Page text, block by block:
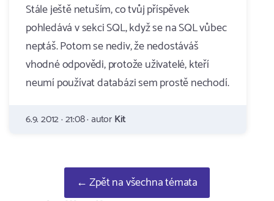
Stále ještě netuším, co tvůj příspěvek
pohledává v sekci SQL, když se na SQL vůbec
neptáš. Potom se nediv, že nedostáváš
vhodné odpovědi, protože uživatelé, kteří
neumí používat databázi sem prostě nechodí.
6.9. 2012 · 21:08 · autorKit
← Zpět na všechna témata